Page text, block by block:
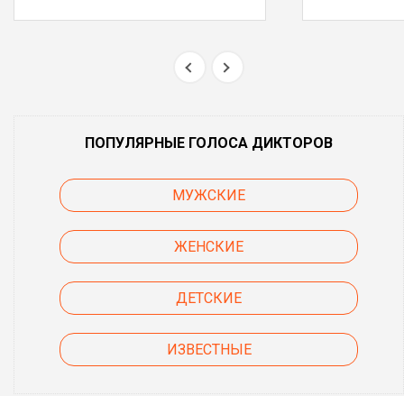
ПОПУЛЯРНЫЕ ГОЛОСА ДИКТОРОВ
МУЖСКИЕ
ЖЕНСКИЕ
ДЕТСКИЕ
ИЗВЕСТНЫЕ